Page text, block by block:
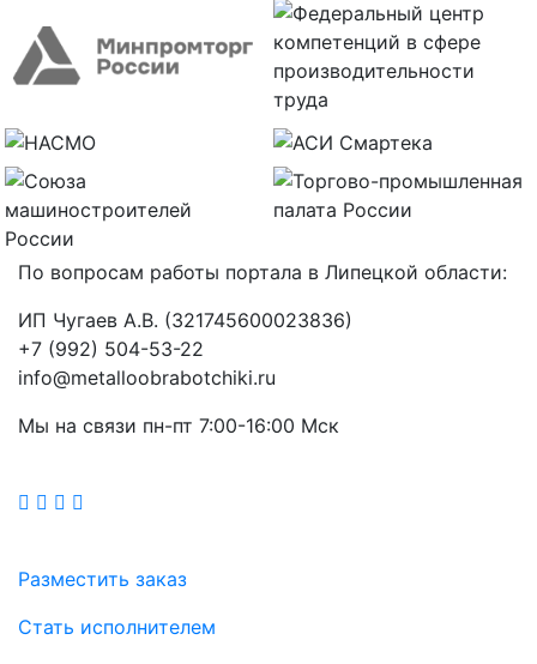
По вопросам работы портала в Липецкой области:
ИП Чугаев А.В. (321745600023836)
+7 (992) 504-53-22
info@metalloobrabotchiki.ru
Мы на связи пн-пт 7:00-16:00 Мск
Разместить заказ
Стать исполнителем